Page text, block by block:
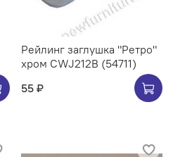
Рейлинг заглушка "Ретро"
хром CWJ212B (54711)
55 ₽